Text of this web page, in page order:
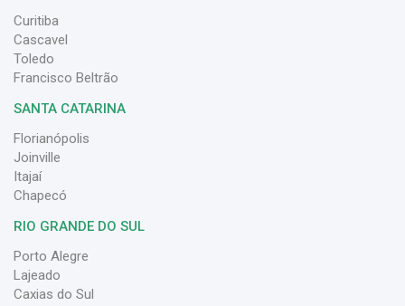
Curitiba
Cascavel
Toledo
Francisco Beltrão
SANTA CATARINA
Florianópolis
Joinville
Itajaí
Chapecó
RIO GRANDE DO SUL
Porto Alegre
Lajeado
Caxias do Sul